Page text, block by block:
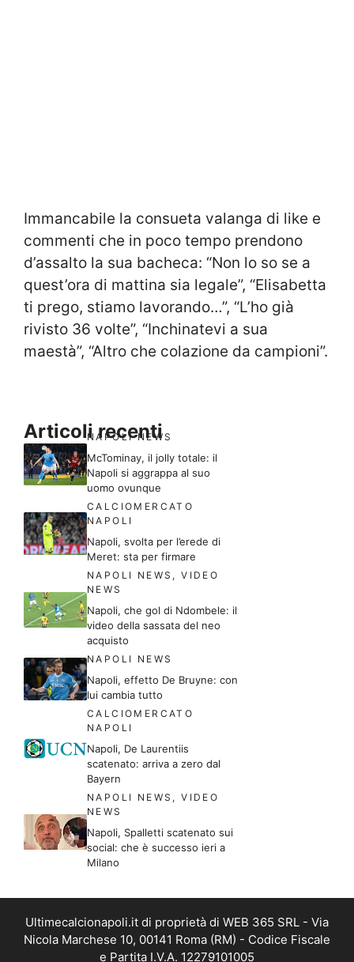
Immancabile la consueta valanga di like e
commenti che in poco tempo prendono
d’assalto la sua bacheca: “Non lo so se a
quest’ora di mattina sia legale”, “Elisabetta
ti prego, stiamo lavorando…”, “L’ho già
rivisto 36 volte”, “Inchinatevi a sua
maestà”, “Altro che colazione da campioni”.
Articoli recenti
NAPOLI NEWS
McTominay, il jolly totale: il
Napoli si aggrappa al suo
uomo ovunque
CALCIOMERCATO
NAPOLI
Napoli, svolta per l’erede di
Meret: sta per firmare
NAPOLI NEWS ,VIDEO
NEWS
Napoli, che gol di Ndombele: il
video della sassata del neo
acquisto
NAPOLI NEWS
Napoli, effetto De Bruyne: con
lui cambia tutto
CALCIOMERCATO
NAPOLI
Napoli, De Laurentiis
scatenato: arriva a zero dal
Bayern
NAPOLI NEWS ,VIDEO
NEWS
Napoli, Spalletti scatenato sui
social: che è successo ieri a
Milano
Ultimecalcionapoli.it di proprietà di WEB 365 SRL - Via
Nicola Marchese 10, 00141 Roma (RM) - Codice Fiscale
e Partita I.V.A. 12279101005